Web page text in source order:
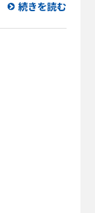
続きを読む